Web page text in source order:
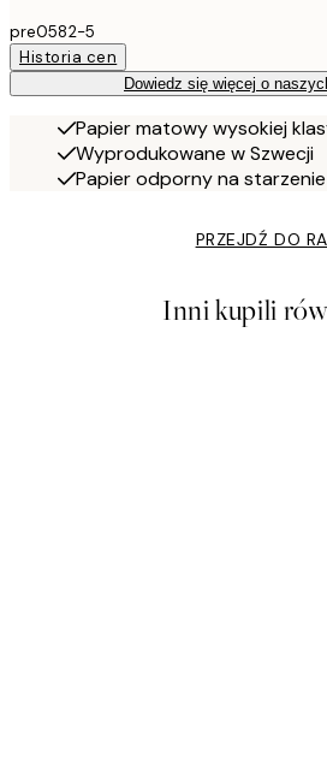
pre0582-5
Historia cen
Dowiedz się więcej o
Papier matowy wysokiej
Wyprodukowane w Szwecji
Papier odporny na starzenie
PRZEJDŹ DO
Inni kupili